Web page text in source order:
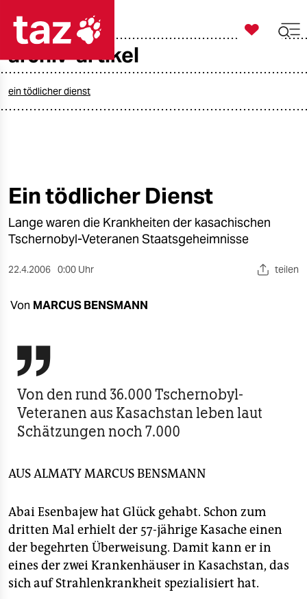
öko
gesellschaft
kultur
sport
berlin
wahrheit
verlag
verlag
shop
fragen & hilfe
unterstützen
abo
genossenschaft

taz zahl ich
archiv-artikel
ein tödlicher dienst
Ein tödlicher Dienst
Lange waren die Krankheiten der kasachischen
Tschernobyl-Veteranen Staatsgeheimnisse
22.4.2006 0:00 Uhr teilen
Von MARCUS BENSMANN

Von den rund 36.000 Tschernobyl-
Veteranen aus Kasachstan leben laut
Schätzungen noch 7.000
AUS ALMATYMARCUS BENSMANN
Abai Esenbajew hat Glück gehabt. Schon zum
dritten Mal erhielt der 57-jährige Kasache einen
der begehrten Überweisung. Damit kann er in
eines der zwei Krankenhäuser in Kasachstan, das
sich auf Strahlenkrankheit spezialisiert hat.